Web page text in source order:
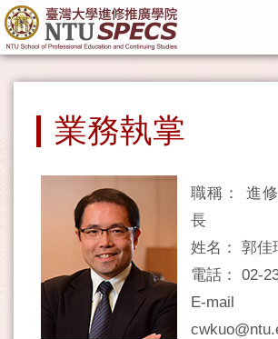
業務執掌
職稱： 進
長
姓名： 郭
電話： 02-
E-